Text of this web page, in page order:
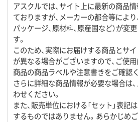
アスクルでは、サイト上に最新の商品
ておりますが、メーカーの都合等により
パッケージ、原材料、原産国など）が変
す。
このため、実際にお届けする商品とサ
が異なる場合がございますので、ご使
商品の商品ラベルや注意書きをご確認
さらに詳細な商品情報が必要な場合は
わせください。
また、販売単位における「セット」表記
するものではありません。あらかじめ